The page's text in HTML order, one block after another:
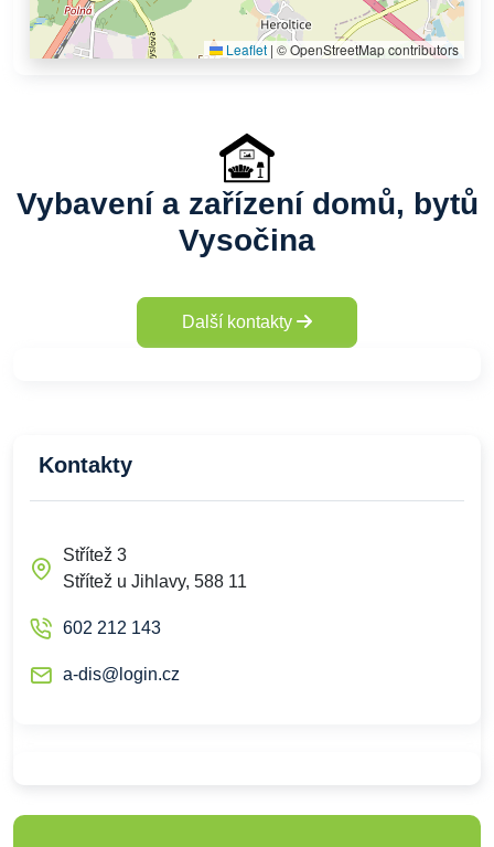
Leaflet | © OpenStreetMap contributors
Vybavení a zařízení domů, bytů
Vysočina
Další kontakty
Kontakty
Střítež 3
Střítež u Jihlavy, 588 11
602 212 143
a-dis@login.cz